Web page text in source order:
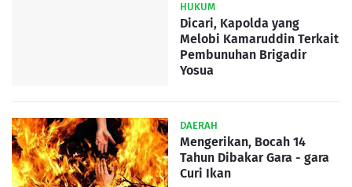
HUKUM
Dicari, Kapolda yang
Melobi Kamaruddin Terkait
Pembunuhan Brigadir
Yosua
DAERAH
Mengerikan, Bocah 14
Tahun Dibakar Gara - gara
Curi Ikan